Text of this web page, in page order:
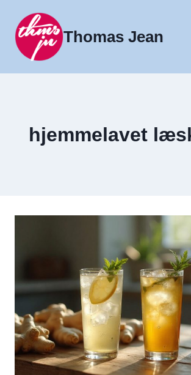
indhold
Thomas Jean
hjemmelavet